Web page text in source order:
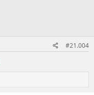
#21.004